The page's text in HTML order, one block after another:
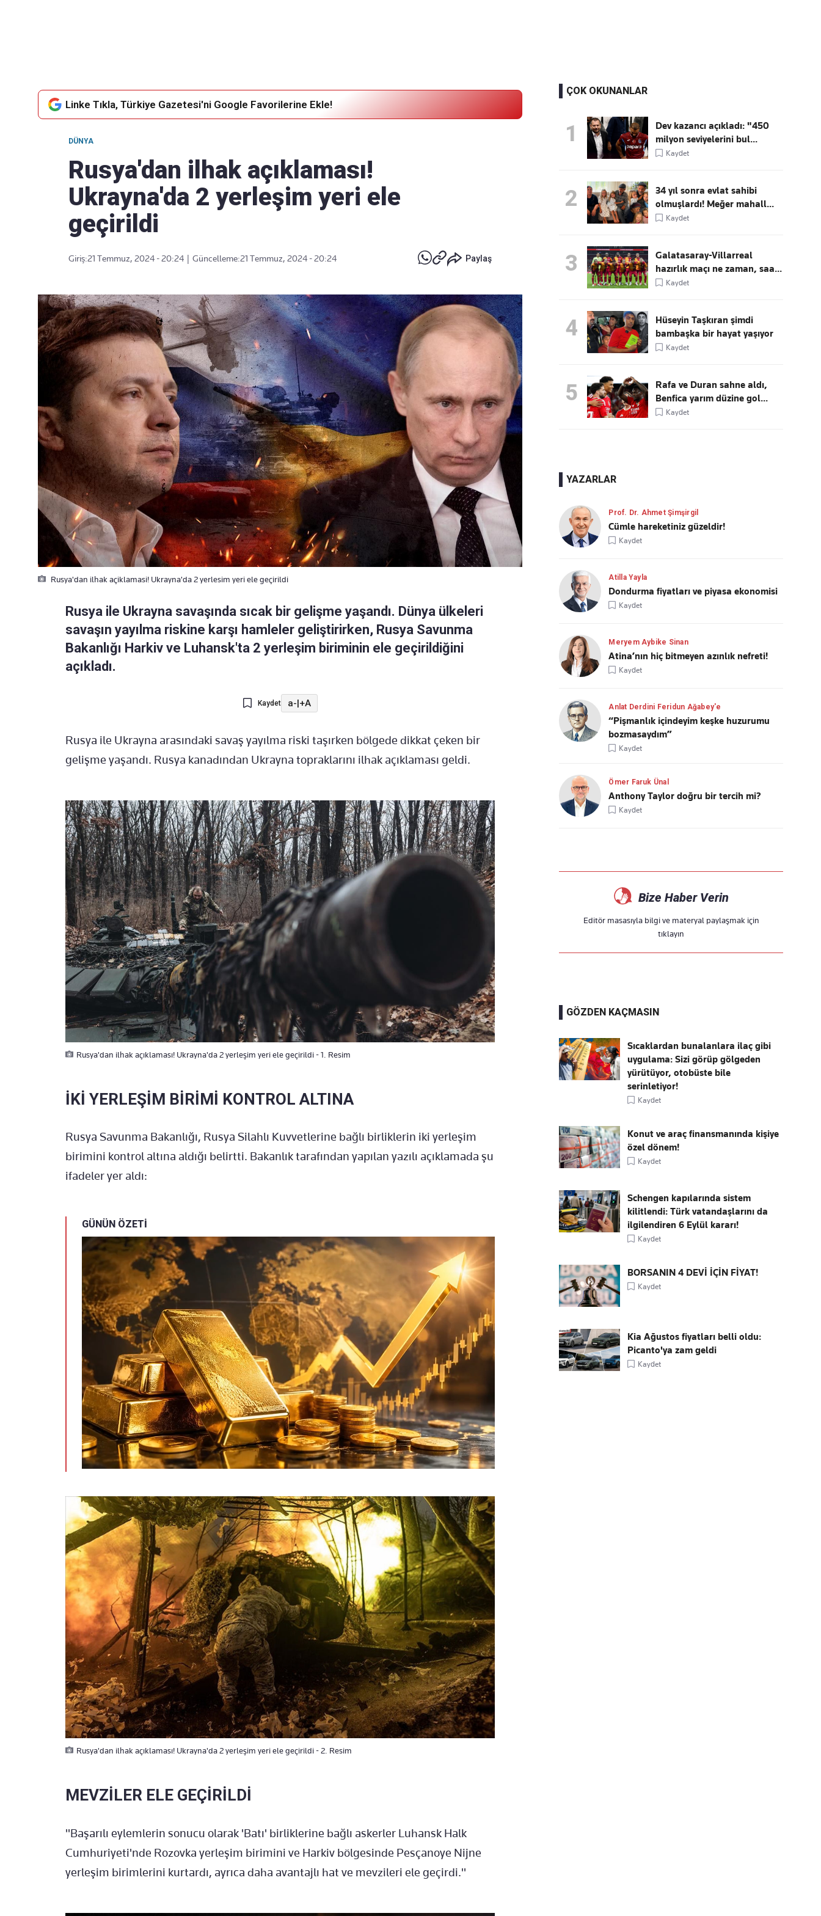
Linke Tıkla, Türkiye Gazetesi'ni Google Favorilerine Ekle!
DÜNYA
Rusya'dan ilhak açıklaması!
Ukrayna'da 2 yerleşim yeri ele
geçirildi
Giriş:21 Temmuz, 2024 - 20:24 Güncelleme:21 Temmuz, 2024 - 20:24 Paylaş
Rusya'dan ilhak açiklamasi! Ukrayna'da 2 yerlesim yeri ele geçirildi
Rusya ile Ukrayna savaşında sıcak bir gelişme yaşandı. Dünya ülkeleri
savaşın yayılma riskine karşı hamleler geliştirirken, Rusya Savunma
Bakanlığı Harkiv ve Luhansk'ta 2 yerleşim biriminin ele geçirildiğini
açıkladı.
Kaydet a-|+A
Rusya ile Ukrayna arasındaki savaş yayılma riski taşırken bölgede dikkat çeken bir
gelişme yaşandı. Rusya kanadından Ukrayna topraklarını ilhak açıklaması geldi.
Rusya'dan ilhak açıklaması! Ukrayna'da 2 yerleşim yeri ele geçirildi - 1. Resim
İKİ YERLEŞİM BİRİMİ KONTROL ALTINA
Rusya Savunma Bakanlığı, Rusya Silahlı Kuvvetlerine bağlı birliklerin iki yerleşim
birimini kontrol altına aldığı belirtti. Bakanlık tarafından yapılan yazılı açıklamada şu
ifadeler yer aldı:
GÜNÜN ÖZETİ
Rusya'dan ilhak açıklaması! Ukrayna'da 2 yerleşim yeri ele geçirildi - 2. Resim
MEVZİLER ELE GEÇİRİLDİ
"Başarılı eylemlerin sonucu olarak 'Batı' birliklerine bağlı askerler Luhansk Halk
Cumhuriyeti'nde Rozovka yerleşim birimini ve Harkiv bölgesinde Pesçanoye Nijne
yerleşim birimlerini kurtardı, ayrıca daha avantajlı hat ve mevzileri ele geçirdi."
ÇOK OKUNANLAR
1
Dev kazancı açıkladı: "450
milyon seviyelerini bul...
Kaydet
2
34 yıl sonra evlat sahibi
olmuşlardı! Meğer mahall...
Kaydet
3
Galatasaray-Villarreal
hazırlık maçı ne zaman, saa...
Kaydet
4
Hüseyin Taşkıran şimdi
bambaşka bir hayat yaşıyor
Kaydet
5
Rafa ve Duran sahne aldı,
Benfica yarım düzine gol...
Kaydet
YAZARLAR
Prof. Dr. Ahmet Şimşirgil
Cümle hareketiniz güzeldir!
Kaydet
Atilla Yayla
Dondurma fiyatları ve piyasa ekonomisi
Kaydet
Meryem Aybike Sinan
Atina’nın hiç bitmeyen azınlık nefreti!
Kaydet
Anlat Derdini Feridun Ağabey'e
“Pişmanlık içindeyim keşke huzurumu
bozmasaydım”
Kaydet
Ömer Faruk Ünal
Anthony Taylor doğru bir tercih mi?
Kaydet
Bize Haber Verin
Editör masasıyla bilgi ve materyal paylaşmak için
tıklayın
GÖZDEN KAÇMASIN
Sıcaklardan bunalanlara ilaç gibi
uygulama: Sizi görüp gölgeden
yürütüyor, otobüste bile
serinletiyor!
Kaydet
Konut ve araç finansmanında kişiye
özel dönem!
Kaydet
Schengen kapılarında sistem
kilitlendi: Türk vatandaşlarını da
ilgilendiren 6 Eylül kararı!
Kaydet
BORSANIN 4 DEVİ İÇİN FİYAT!
Kaydet
Kia Ağustos fiyatları belli oldu:
Picanto'ya zam geldi
Kaydet